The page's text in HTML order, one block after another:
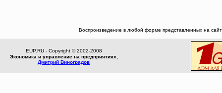
Воспроизведение в любой форме представленных на
EUP.RU - Copyright © 2002-2008
Экономика и управление на предприятиях,
Дмитрий Виноградов